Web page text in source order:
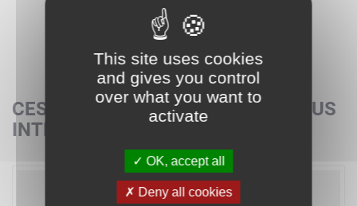
CES SETS POURRAIENT AUSSI VOUS
INTÉRESSER
This site uses cookies
and gives you control
over what you want to
activate
OK, accept all
Deny all cookies